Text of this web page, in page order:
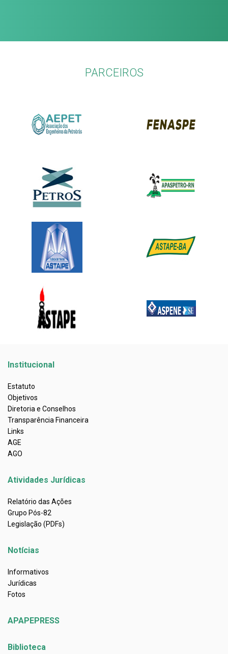
PARCEIROS
Institucional
Estatuto
Objetivos
Diretoria e Conselhos
Transparência Financeira
Links
AGE
AGO
Atividades Jurídicas
Relatório das Ações
Grupo Pós-82
Legislação (PDFs)
Notícias
Informativos
Jurídicas
Fotos
APAPEPRESS
Biblioteca